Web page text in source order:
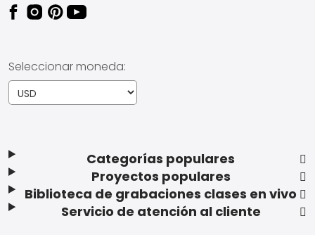
Categorías populares
Proyectos populares
Biblioteca de grabaciones clases en vivo
Servicio de atención al cliente
Seleccionar moneda: